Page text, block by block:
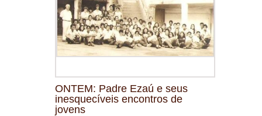
ONTEM: Padre Ezaú e seus
inesquecíveis encontros de
jovens